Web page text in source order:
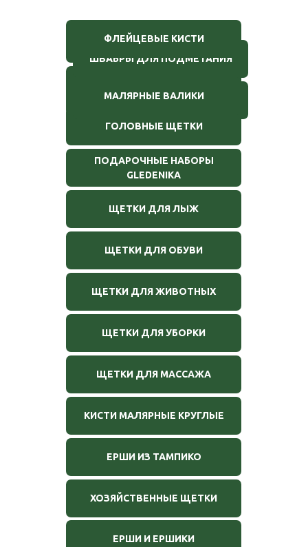
ЕРШИ ИЗ ТАМПИКО
ЩЕТКИ ДЛЯ ЖИВОТНЫХ
ЩЕТКИ ДЛЯ ОДЕЖДЫ
ЩЕТКИ ДЛЯ ОБУВИ
ЩЕТКИ ДЛЯ УБОРКИ
ЩЕТКИ ДЛЯ МАССАЖА
КИСТИ МАЛЯРНЫЕ КРУГЛЫЕ
ХОЗЯЙСТВЕННЫЕ ЩЕТКИ
ЕРШИ И ЕРШИКИ
ГОЛОВНЫЕ ЩЕТКИ
ПОДАРОЧНЫЕ НАБОРЫ
GLEDENIKA
ЩЕТКИ ДЛЯ ЛЫЖ
ШВАБРЫ ДЛЯ ПОДМЕТАНИЯ
ЩЕТКИ СМЕТКИ
ФЛЕЙЦЕВЫЕ КИСТИ
МАЛЯРНЫЕ ВАЛИКИ